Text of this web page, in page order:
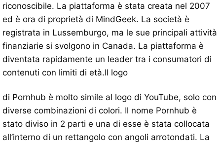
riconoscibile. La piattaforma è stata creata nel 2007
ed è ora di proprietà di MindGeek. La società è
registrata in Lussemburgo, ma le sue principali attività
finanziarie si svolgono in Canada. La piattaforma è
diventata rapidamente un leader tra i consumatori di
contenuti con limiti di età.Il logo
di Pornhub è molto simile al logo di YouTube, solo con
diverse combinazioni di colori. Il nome Pornhub è
stato diviso in 2 parti e una di esse è stata collocata
all’interno di un rettangolo con angoli arrotondati. La